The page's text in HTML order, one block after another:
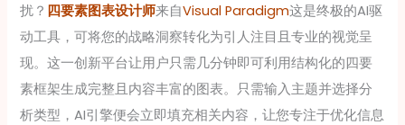
扰？ 四要素图表设计师来自Visual Paradigm这是终极的AI驱
动工具，可将您的战略洞察转化为引人注目且专业的视觉呈
现。这一创新平台让用户只需几分钟即可利用结构化的四要
素框架生成完整且内容丰富的图表。只需输入主题并选择分
析类型，AI引擎便会立即填充相关内容，让您专注于优化信息